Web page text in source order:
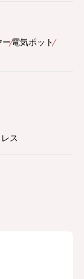
ー電気ポット
ス